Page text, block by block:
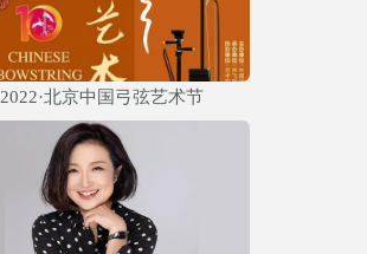
2022·北京中国弓弦艺术节